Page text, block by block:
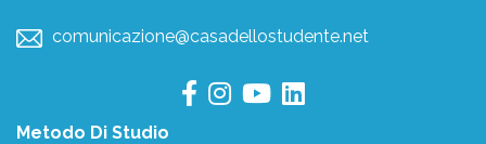
comunicazione@casadellostudente.net
Metodo Di Studio